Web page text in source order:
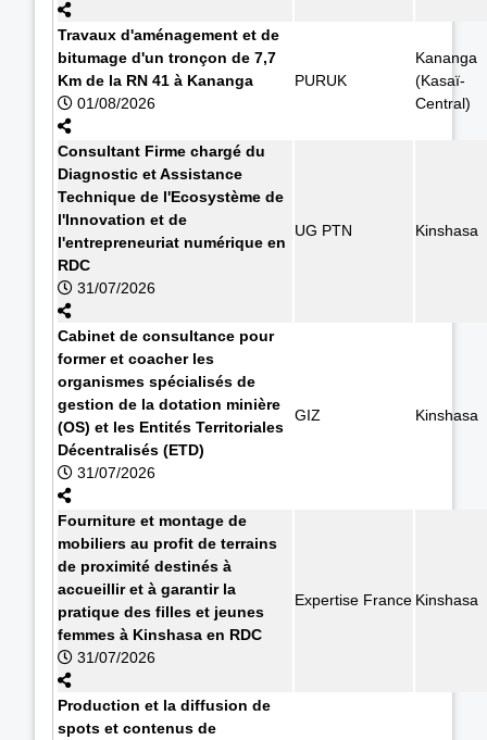
Travaux d'aménagement et de
bitumage d'un tronçon de 7,7
Km de la RN 41 à Kananga
01/08/2026
PURUK
Kananga
(Kasaï-
Central)
Consultant Firme chargé du
Diagnostic et Assistance
Technique de l'Ecosystème de
l'Innovation et de
l'entrepreneuriat numérique en
RDC
31/07/2026
UG PTN Kinshasa
Cabinet de consultance pour
former et coacher les
organismes spécialisés de
gestion de la dotation minière
(OS) et les Entités Territoriales
Décentralisés (ETD)
31/07/2026
GIZ Kinshasa
Fourniture et montage de
mobiliers au profit de terrains
de proximité destinés à
accueillir et à garantir la
pratique des filles et jeunes
femmes à Kinshasa en RDC
31/07/2026
Expertise France Kinshasa
Production et la diffusion de
spots et contenus de